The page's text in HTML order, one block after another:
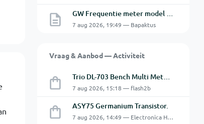
GW Frequentie meter model GFC-8010G probleem
7 aug 2026, 19:49 — Bapaktus
Vraag & Aanbod — Activiteit
Trio DL-703 Bench Multi Meter **VERKOCHT**
7 aug 2026, 15:18 — flash2b
ASY75 Germanium Transistor.
7 aug 2026, 14:49 — Electronica Hobbyist